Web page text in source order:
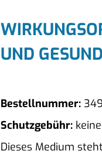
UND
Bestellnummer:
Schutzgebühr:keine
Dieses Medium